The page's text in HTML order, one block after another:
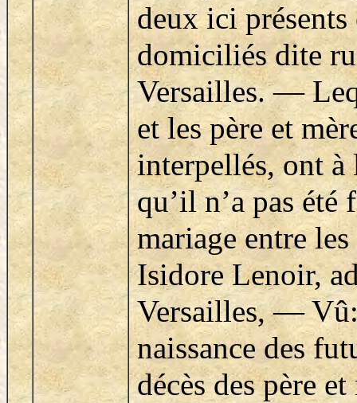
deux ici présents
domiciliés dite
Versailles. —
et les père et
interpellés, ont à
qu’il n’a pas été
mariage entre
Isidore Lenoir,
Versailles, — Vû:
naissance des
décès des père